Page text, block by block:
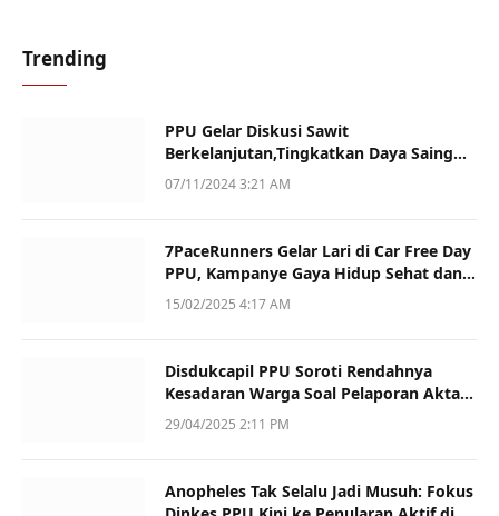
Trending
PPU Gelar Diskusi Sawit
Berkelanjutan,Tingkatkan Daya Saing
dan Kualitas
07/11/2024 3:21 AM
7PaceRunners Gelar Lari di Car Free Day
PPU, Kampanye Gaya Hidup Sehat dan
Dukung UMKM
15/02/2025 4:17 AM
Disdukcapil PPU Soroti Rendahnya
Kesadaran Warga Soal Pelaporan Akta
Kematian
29/04/2025 2:11 PM
Anopheles Tak Selalu Jadi Musuh: Fokus